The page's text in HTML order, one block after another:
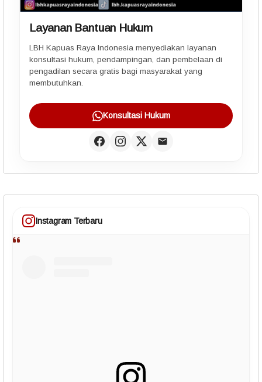
Layanan Bantuan Hukum
LBH Kapuas Raya Indonesia menyediakan layanan
konsultasi hukum, pendampingan, dan pembelaan di
pengadilan secara gratis bagi masyarakat yang
membutuhkan.
Konsultasi Hukum
Instagram Terbaru